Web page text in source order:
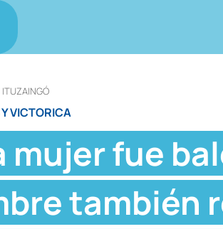
ITUZAINGÓ
VICTORICA
mujer fue
también